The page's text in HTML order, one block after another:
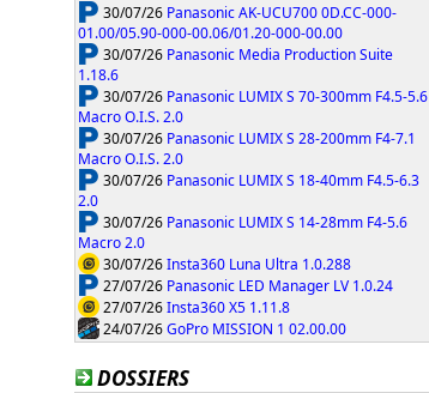
30/07/26 Panasonic AK-UCU700 0D.CC-000-
01.00/05.90-000-00.06/01.20-000-00.00
30/07/26 Panasonic Media Production Suite
1.18.6
30/07/26 Panasonic LUMIX S 70-300mm F4.5-5.6
Macro O.I.S. 2.0
30/07/26 Panasonic LUMIX S 28-200mm F4-7.1
Macro O.I.S. 2.0
30/07/26 Panasonic LUMIX S 18-40mm F4.5-6.3
2.0
30/07/26 Panasonic LUMIX S 14-28mm F4-5.6
Macro 2.0
30/07/26Insta360 Luna Ultra 1.0.288
27/07/26 Panasonic LED Manager LV 1.0.24
27/07/26Insta360 X5 1.11.8
24/07/26GoPro MISSION 1 02.00.00
DOSSIERS